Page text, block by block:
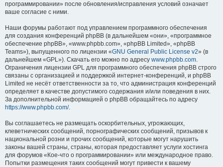
программировании» после обновления/исправления условий означает
ваше согласие с ними.
Наши форумы работают под управлением программного обеспечения
для создания конференций phpBB (в дальнейшем «они», «программное
обеспечение phpBB», «www.phpbb.com», «phpBB Limited», «phpBB
Teams»), выпущенного по лицензии «GNU General Public License v2» (в
дальнейшем «GPL»). Скачать его можно по адресу www.phpbb.com.
Ограничения лицензии GPL для программного обеспечения phpBB строго
связаны с организацией и поддержкой интернет-конференций, и phpBB
Limited не несёт ответственности за то, что администрация конференций
определяет в качестве допустимого содержания и/или поведения в них.
За дополнительной информацией о phpBB обращайтесь по адресу
https://www.phpbb.com/.
Вы соглашаетесь не размещать оскорбительных, угрожающих,
клеветнических сообщений, порнографических сообщений, призывов к
национальной розни и прочих сообщений, которые могут нарушить
законы вашей страны, страны, которая предоставляет услуги хостинга
для форумов «Кое-что о программировании» или международное право.
Попытки размещения таких сообщений могут привести к вашему